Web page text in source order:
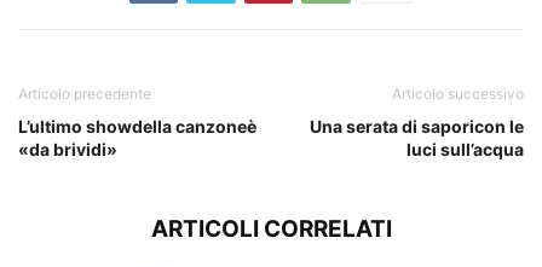
Articolo precedente
L’ultimo showdella canzoneè
«da brividi»
Articolo successivo
Una serata di saporicon le
luci sull’acqua
ARTICOLI CORRELATI